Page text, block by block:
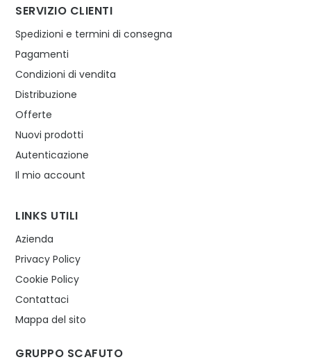
SERVIZIO CLIENTI
Spedizioni e termini di consegna
Pagamenti
Condizioni di vendita
Distribuzione
Offerte
Nuovi prodotti
Autenticazione
Il mio account
LINKS UTILI
Azienda
Privacy Policy
Cookie Policy
Contattaci
Mappa del sito
GRUPPO SCAFUTO